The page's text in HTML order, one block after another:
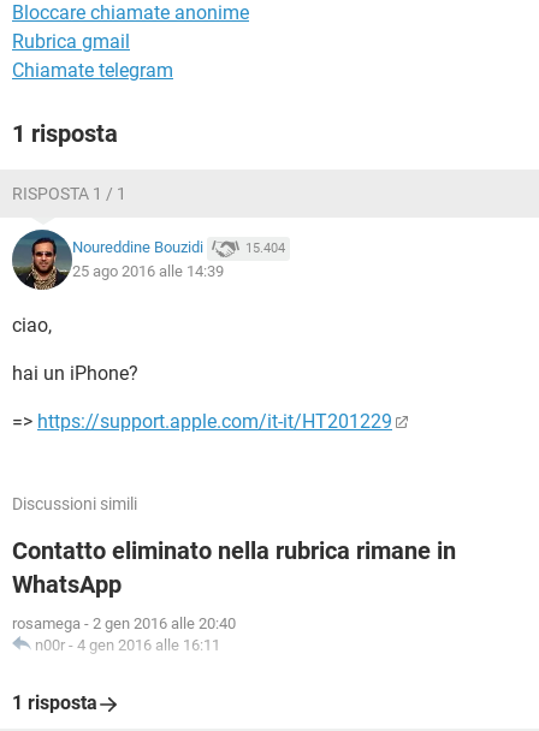
Bloccare chiamate anonime
Rubrica gmail
Chiamate telegram
1 risposta
RISPOSTA 1 / 1
Noureddine Bouzidi 15.404
25 ago 2016 alle 14:39
ciao,
hai un iPhone?
=> https://support.apple.com/it-it/HT201229
Discussioni simili
Contatto eliminato nella rubrica rimane in
WhatsApp
rosamega - 2 gen 2016 alle 20:40
n00r - 4 gen 2016 alle 16:11
1 risposta